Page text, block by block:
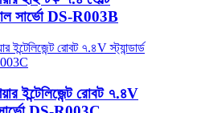
সার্ভো DS-R003B
ইন্টেলিজেন্ট রোবট ৭.৪V